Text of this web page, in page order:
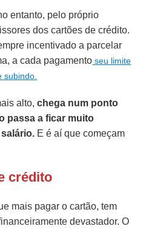
entanto, pelo próprio
dos cartões de crédito.
incentivado a parcelar
a cada pagamento seu limite
subindo.
alto,chega num ponto
passa a ficar muito
E é aí que começam
crédito
mais pagar o cartão, tem
devastador. O